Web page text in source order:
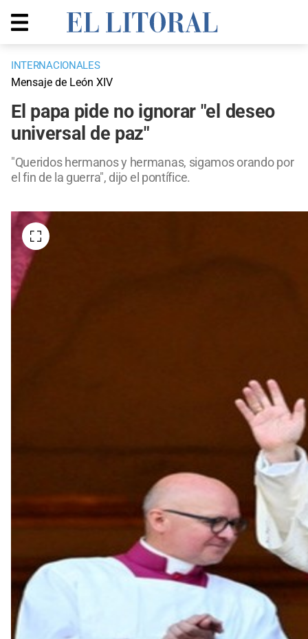
INTERNACIONALES
Mensaje de León XIV
El papa pide no ignorar "el deseo
universal de paz"
"Queridos hermanos y hermanas, sigamos orando por
el fin de la guerra", dijo el pontífice.